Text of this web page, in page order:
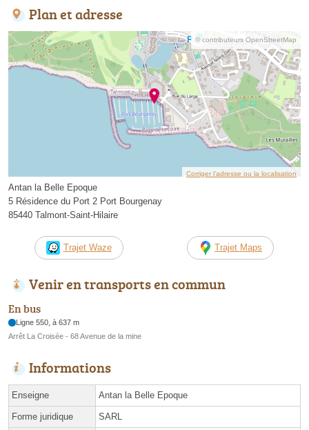
Plan et adresse
© contributeurs OpenStreetMap
Corriger l’adresse ou la localisation
Antan la Belle Epoque
5 Résidence du Port 2 Port Bourgenay
85440 Talmont-Saint-Hilaire
Trajet Waze Trajet Maps
Venir en transports en commun
En bus
Ligne 550, à 637 m
Arrêt La Croisée - 68 Avenue de la mine
Informations
Enseigne Antan la Belle Epoque
Forme juridique SARL